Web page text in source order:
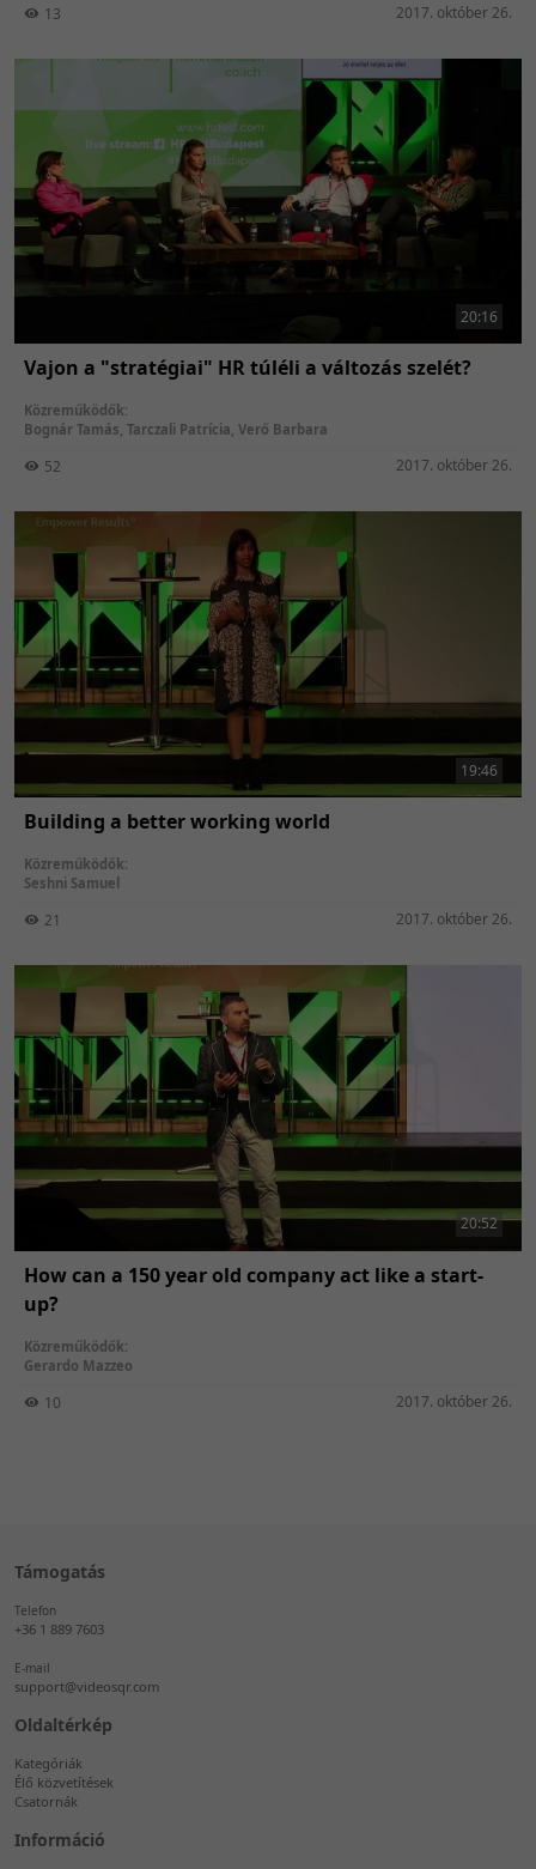
13 2017. október 26.
20:16
Vajon a "stratégiai" HR túléli a változás szelét?
Közreműködők:
Bognár Tamás, Tarczali Patrícia, Verő Barbara
52 2017. október 26.
19:46
Building a better working world
Közreműködők:
Seshni Samuel
21 2017. október 26.
20:52
How can a 150 year old company act like a start-
up?
Közreműködők:
Gerardo Mazzeo
10 2017. október 26.
Támogatás
Telefon
+36 1 889 7603
E-mail
support@videosqr.com
Oldaltérkép
Kategóriák
Élő közvetítések
Csatornák
Információ